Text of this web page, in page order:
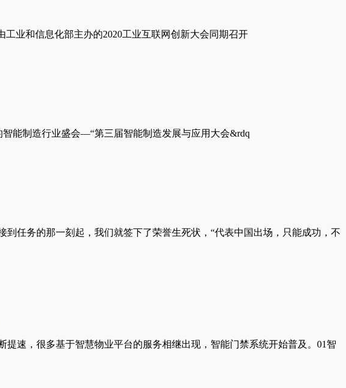
业和信息化部主办的2020工业互联网创新大会同期召开
能制造行业盛会—“第三届智能制造发展与应用大会&rdq
任务的那一刻起，我们就签下了荣誉生死状，“代表中国出场，只能成功，不
速，很多基于智慧物业平台的服务相继出现，智能门禁系统开始普及。01智